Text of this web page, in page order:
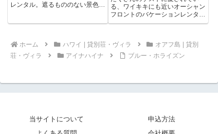
レンタル。遮るもののない景色
る、ワイキキにも近いオーシャン
フロントのバケーションレンタ
ル。かぐわしい香りを放つプルメ
ジーがあり、現実逃避の別荘生活
を体験できます。
ホーム ハワイ | 貸別荘・ヴィラ
オアフ島 | 貸別
荘・ヴィラ
アイナハイナ ブルー・ホライズン
当サイトについて
申込方法